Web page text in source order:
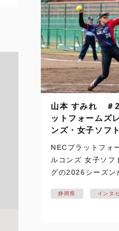
山本 すみれ ＃
ットフォームズ
ンズ・女子ソフ
NECプラットフォ
ルコンズ 女子ソフ
グの2026シーズン
の日本一を目指す
ォームズレッドフ
静岡県 インタ